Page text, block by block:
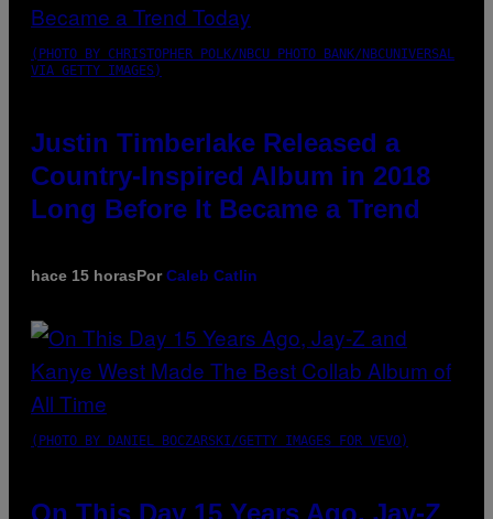
(PHOTO BY CHRISTOPHER POLK/NBCU PHOTO BANK/NBCUNIVERSAL
VIA GETTY IMAGES)
Justin Timberlake Released a
Country-Inspired Album in 2018
Long Before It Became a Trend
hace 15 horasPorCaleb Catlin
(PHOTO BY DANIEL BOCZARSKI/GETTY IMAGES FOR VEVO)
On This Day 15 Years Ago, Jay-Z